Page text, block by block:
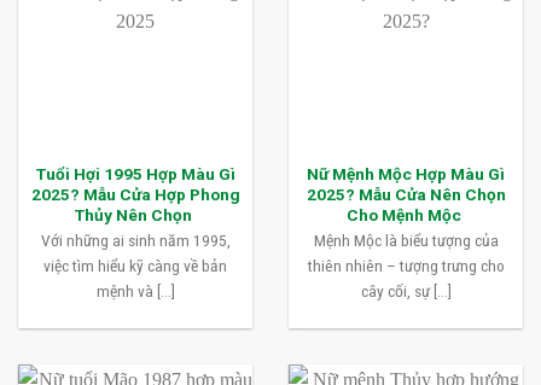
Tuổi Hợi 1995 Hợp Màu Gì
2025? Mẫu Cửa Hợp Phong
Thủy Nên Chọn
Với những ai sinh năm 1995,
việc tìm hiểu kỹ càng về bản
mệnh và [...]
Nữ Mệnh Mộc Hợp Màu Gì
2025? Mẫu Cửa Nên Chọn
Cho Mệnh Mộc
Mệnh Mộc là biểu tượng của
thiên nhiên – tượng trưng cho
cây cối, sự [...]